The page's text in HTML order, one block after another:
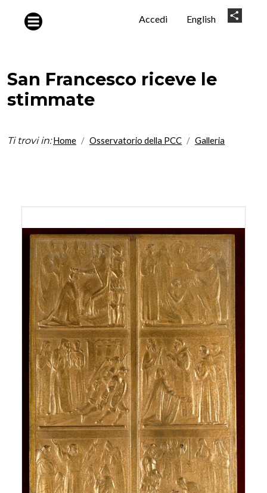
User
Accedi English
San Francesco riceve le
stimmate
Ti trovi in: Home Osservatorio della PCC Galleria